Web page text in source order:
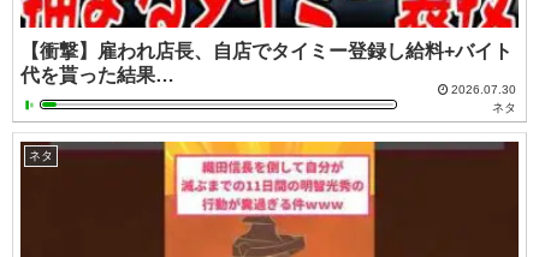
【衝撃】雇われ店長、自店でタイミー登録し給料+バイト
代を貰った結果…
2026.07.30
ネタ
ネタ